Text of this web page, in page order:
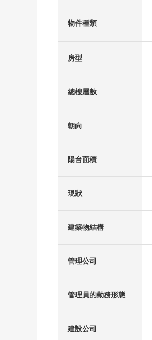
物件種類
房型
總樓層數
朝向
陽台面積
現狀
建築物結構
管理公司
管理員的勤務形態
建設公司